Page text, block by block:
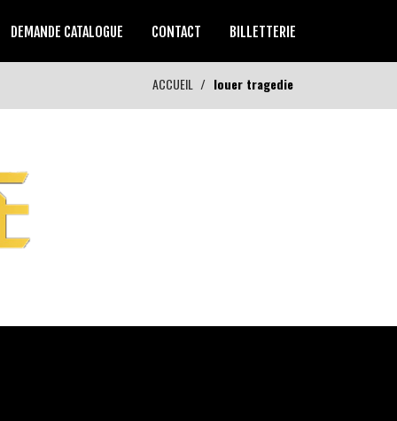
DEMANDE CATALOGUE CONTACT BILLETTERIE
ACCUEIL louer tragedie